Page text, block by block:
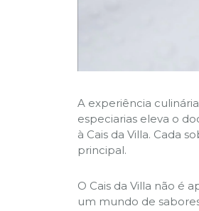
A experiência
especiarias eleva o
à Cais da Villa. Cada
principal.
O Cais da Villa não é
um mundo de